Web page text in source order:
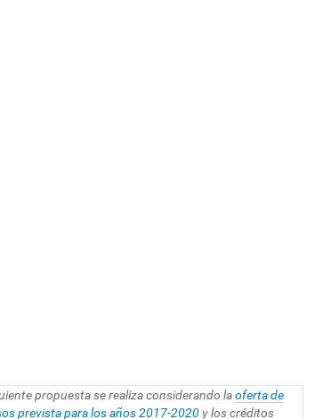
propuesta se realiza considerando laoferta de
prevista para los años 2017-2020y los créditos